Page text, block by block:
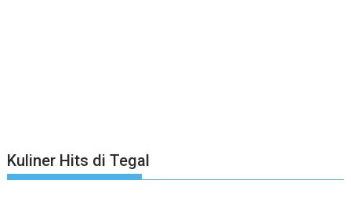
Kuliner Hits di Tegal